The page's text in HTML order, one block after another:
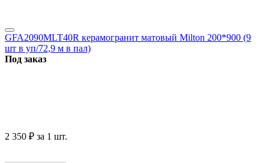
GFA2090MLT40R керамогранит матовый Milton 200*900 (9
шт в уп/72,9 м в пал)
Под заказ
2 350 ₽ за 1 шт.